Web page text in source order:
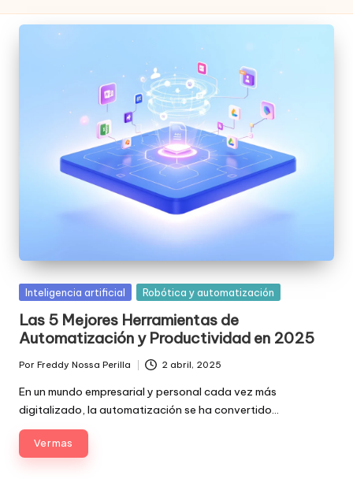
Posted
Inteligencia artificial Robótica y automatización
Las 5 Mejores Herramientas de
Automatización y Productividad en 2025
Publicado
por
Por Freddy Nossa Perilla 2 abril, 2025
En un mundo empresarial y personal cada vez más
digitalizado, la automatización se ha convertido…
Ver mas